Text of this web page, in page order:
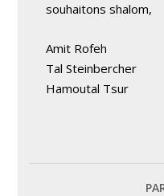
souhaitons shalom,
Amit Rofeh
Tal Steinbercher
Hamoutal Tsur